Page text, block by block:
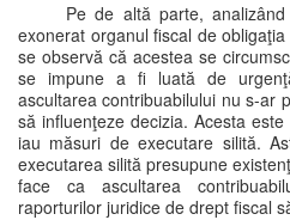
Pe de altă parte,
exonerat organul fiscal de
se observă că acestea se
se impune a fi luată de
ascultarea contribuabilului nu s-ar
să influenţeze decizia. Acesta
iau măsuri de executare silită.
executarea silită presupune
face ca ascultarea
raporturilor juridice de drept fiscal